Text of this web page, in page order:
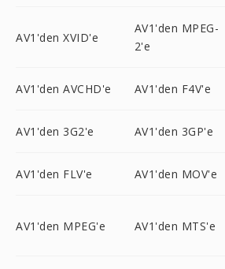
AV1'den XVID'e
AV1'den MPEG-
2'e
AV1'den AVCHD'e AV1'den F4V'e
AV1'den 3G2'e AV1'den 3GP'e
AV1'den FLV'e AV1'den MOV'e
AV1'den MPEG'e AV1'den MTS'e